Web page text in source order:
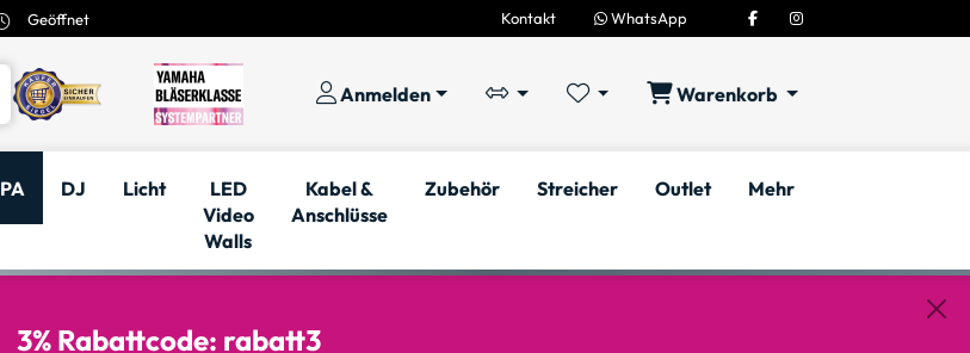
Geöffnet Kontakt WhatsApp
Anmelden Warenkorb
PA DJ Licht
LED
Video
Walls
Kabel &
Anschlüsse
Zubehör Streicher Outlet Mehr
3% Rabattcode: rabatt3